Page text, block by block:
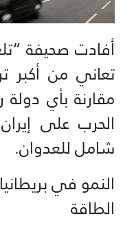
أفادت صحيفة
تعاني من أكبر
مقارنة بأي دولة
الحرب على
شامل للعدوان.
النمو في
الطاقة